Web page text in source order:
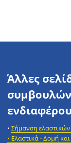
Άλλες
• Σήμανση ελαστικών
• Ελαστικά - Δομή και